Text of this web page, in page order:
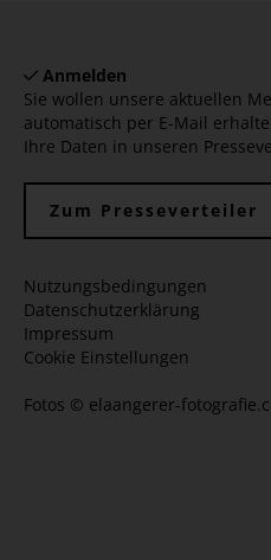
Anmelden
Sie wollen unsere aktuellen
automatisch per E-Mail
Ihre Daten in unseren
Zum Presseverteiler
Nutzungsbedingungen
Datenschutzerklärung
Impressum
Cookie Einstellungen
Fotos © elaangerer-